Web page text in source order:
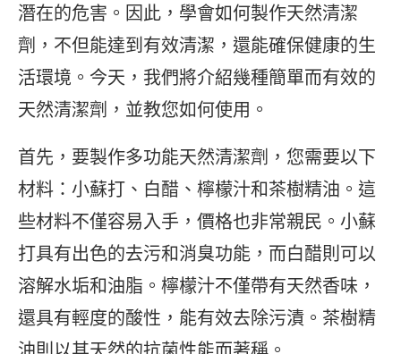
潛在的危害。因此，學會如何製作天然清潔
劑，不但能達到有效清潔，還能確保健康的生
活環境。今天，我們將介紹幾種簡單而有效的
天然清潔劑，並教您如何使用。
首先，要製作多功能天然清潔劑，您需要以下
材料：小蘇打、白醋、檸檬汁和茶樹精油。這
些材料不僅容易入手，價格也非常親民。小蘇
打具有出色的去污和消臭功能，而白醋則可以
溶解水垢和油脂。檸檬汁不僅帶有天然香味，
還具有輕度的酸性，能有效去除污漬。茶樹精